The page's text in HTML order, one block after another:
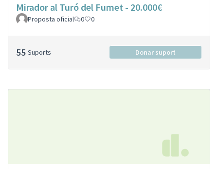
Mirador al Turó del Fumet - 20.000€
Proposta oficial 0 0
55 Suports Donar suport